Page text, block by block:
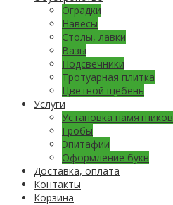
Оградки
Навесы
Столы, лавки
Вазы
Подсвечники
Тротуарная плитка
Цветной щебень
Услуги
Установка памятников
Гробы
Эпитафии
Оформление букв
Доставка, оплата
Контакты
Корзина